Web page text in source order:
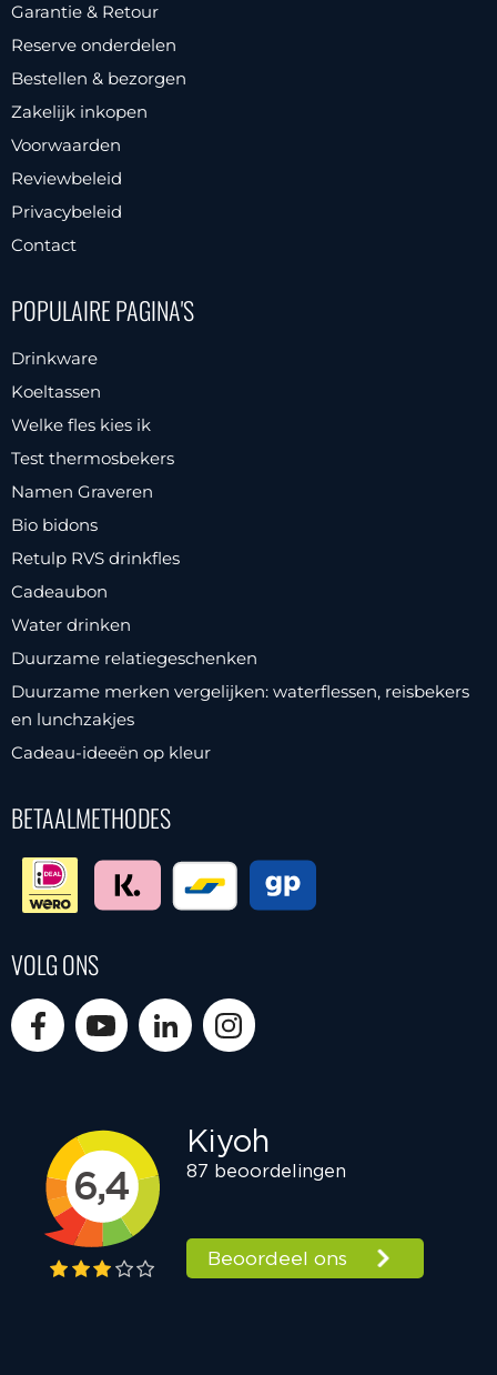
Garantie & Retour
Reserve onderdelen
Bestellen & bezorgen
Zakelijk inkopen
Voorwaarden
Reviewbeleid
Privacybeleid
Contact
POPULAIRE PAGINA'S
Drinkware
Koeltassen
Welke fles kies ik
Test thermosbekers
Namen Graveren
Bio bidons
Retulp RVS drinkfles
Cadeaubon
Water drinken
Duurzame relatiegeschenken
Duurzame merken vergelijken: waterflessen, reisbekers
en lunchzakjes
Cadeau-ideeën op kleur
BETAALMETHODES
VOLG ONS